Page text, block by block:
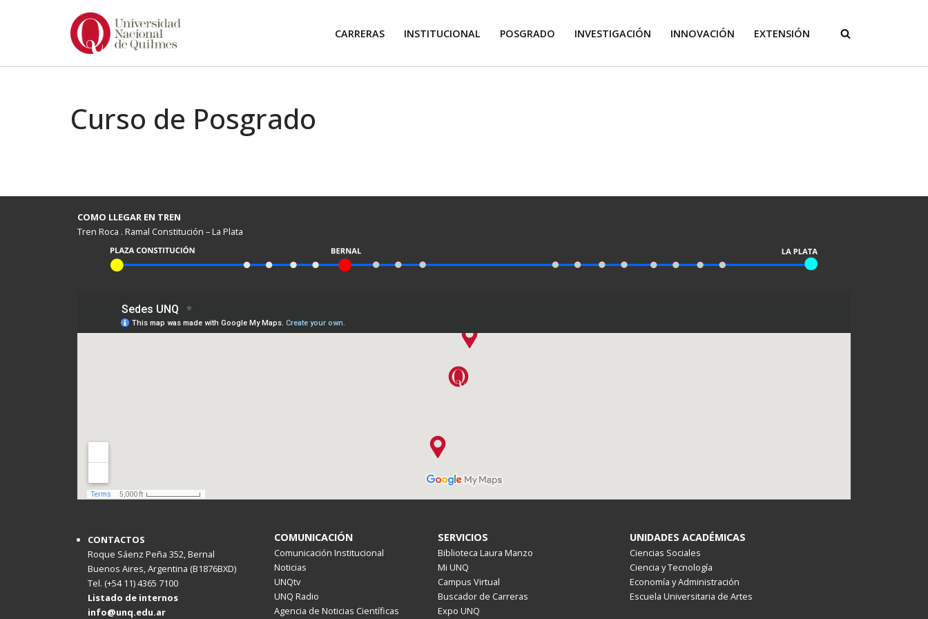
CARRERAS INSTITUCIONAL POSGRADO INVESTIGACIÓN INNOVACIÓN EXTENSIÓN
Curso de Posgrado
COMO LLEGAR EN TREN
Tren Roca . Ramal Constitución – La Plata
CONTACTOS
Roque Sáenz Peña 352, Bernal
Buenos Aires, Argentina (B1876BXD)
Tel. (+54 11) 4365 7100
Listado de internos
info@unq.edu.ar
COMUNICACIÓN
Comunicación Institucional
Noticias
UNQtv
UNQ Radio
Agencia de Noticias Científicas
SERVICIOS
Biblioteca Laura Manzo
Mi UNQ
Campus Virtual
Buscador de Carreras
Expo UNQ
UNIDADES ACADÉMICAS
Ciencias Sociales
Ciencia y Tecnología
Economía y Administración
Escuela Universitaria de Artes